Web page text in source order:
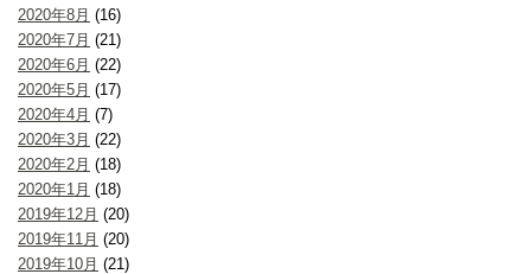
2020年8月 (16)
2020年7月 (21)
2020年6月 (22)
2020年5月 (17)
2020年4月 (7)
2020年3月 (22)
2020年2月 (18)
2020年1月 (18)
2019年12月 (20)
2019年11月 (20)
2019年10月 (21)